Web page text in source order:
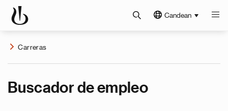
Candean
Carreras
Buscador de empleo